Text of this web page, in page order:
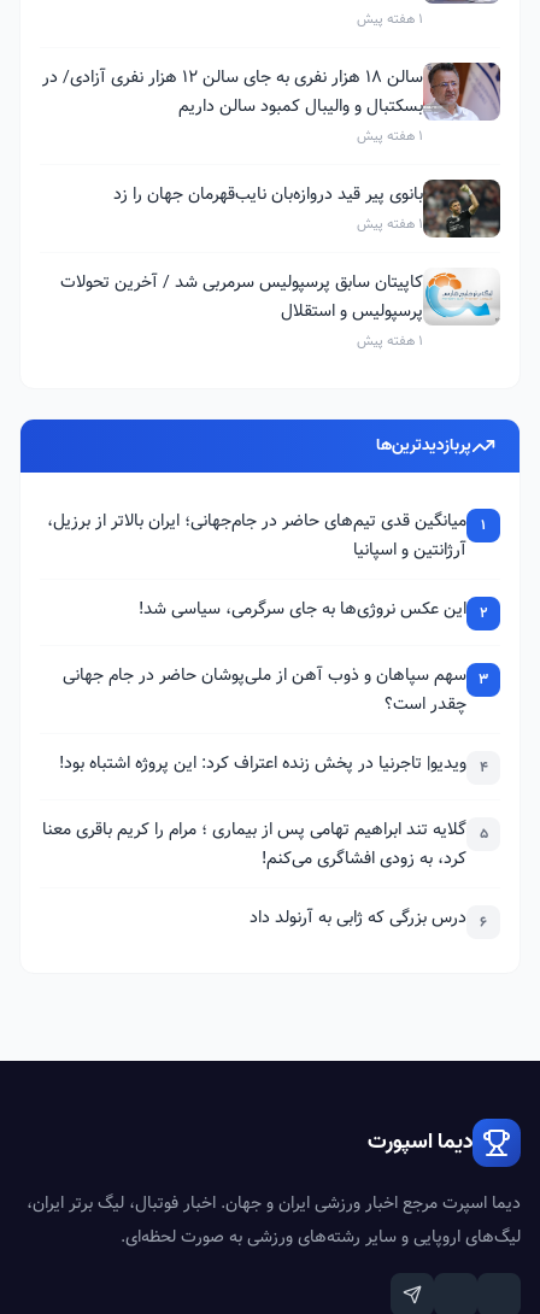
1 هفته پیش
سالن ۱۸ هزار نفری به جای سالن ۱۲ هزار نفری آزادی/ در
بسکتبال و والیبال کمبود سالن داریم
1 هفته پیش
بانوی پیر قید دروازه‌بان نایب‌قهرمان جهان را زد
1 هفته پیش
کاپیتان سابق پرسپولیس سرمربی شد / آخرین تحولات
پرسپولیس و استقلال
1 هفته پیش
پربازدیدترین‌ها
1
میانگین قدی تیم‌های حاضر در جام‌جهانی؛ ایران بالاتر از برزیل،
آرژانتین و اسپانیا
2 این عکس نروژی‌ها به جای سرگرمی، سیاسی شد!
3 سهم سپاهان و ذوب آهن از ملی‌پوشان حاضر در جام جهانی
چقدر است؟
4 ویدیو| تاجرنیا در پخش زنده اعتراف کرد: این پروژه اشتباه بود!
5 گلایه تند ابراهیم تهامی پس از بیماری ؛ مرام را کریم باقری معنا
کرد، به زودی افشاگری می‌کنم!
6 درس بزرگی که ژابی به آرنولد داد
دیما اسپورت
دیما اسپرت مرجع اخبار ورزشی ایران و جهان. اخبار فوتبال، لیگ برتر ایران،
لیگ‌های اروپایی و سایر رشته‌های ورزشی به صورت لحظه‌ای.